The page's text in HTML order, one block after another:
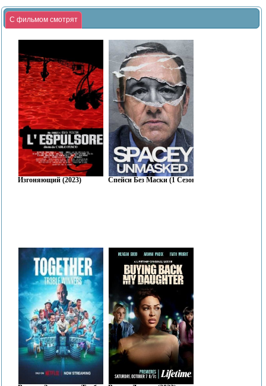
С фильмом смотрят
Изгоняющий (2023) Спейси Без Маски (1 Сезон)